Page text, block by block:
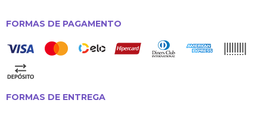
FORMAS DE PAGAMENTO
FORMAS DE ENTREGA